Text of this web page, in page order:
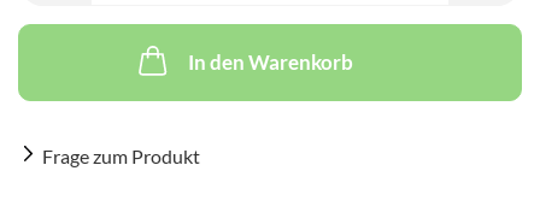
In den Warenkorb
Frage zum Produkt